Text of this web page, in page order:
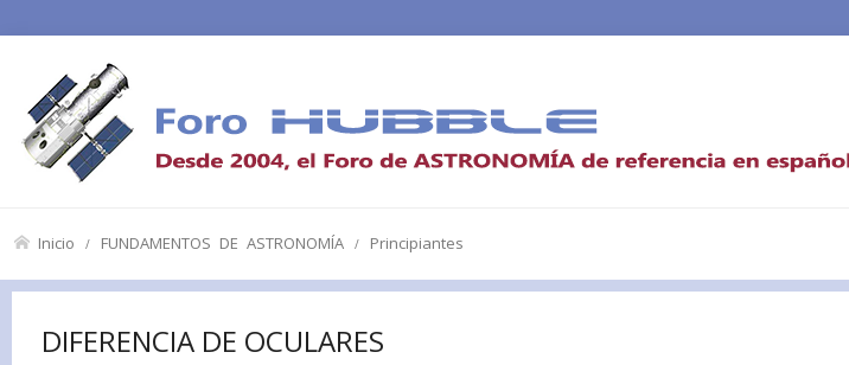
Inicio FUNDAMENTOS DE ASTRONOMÍA Principiantes
DIFERENCIA DE OCULARES